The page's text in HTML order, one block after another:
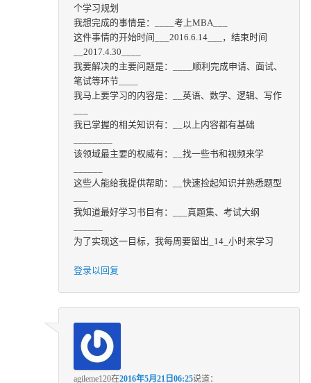
个学习规划
我想完成的事情是：____考上MBA___
这件事情的开始时间___2016.6.14___，结束时间
__2017.4.30____
我要解决的主要问题是：____顺利完成申请、面试、
笔试等环节____
我马上要学习的内容是：__英语、数学、逻辑、写作
我已掌握的相关知识有：__以上内容都有基础
该领域最主要的权威有：__找一些书和视频来学
这些人能给我提供帮助：__快速捡起知识并熟悉题型
我知道最好学习书目有：___真题集、考试大纲
为了实现这一目标，我每周要留出_14_小时来学习
登录以回复
agileme120在2016年5月21日06:25说道：